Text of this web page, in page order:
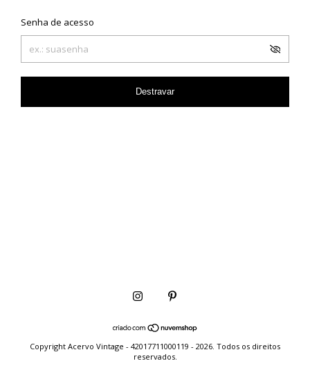
Senha de acesso
Destravar
Copyright Acervo Vintage - 42017711000119 - 2026. Todos os direitos
reservados.